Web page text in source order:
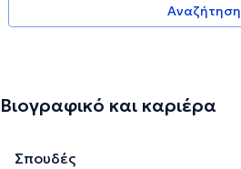
Αναζήτηση
Βιογραφικό και καριέρα
Σπουδές